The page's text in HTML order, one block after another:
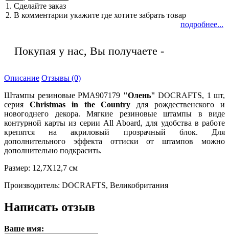
1. Сделайте заказ
2. В комментарии укажите где хотите забрать товар
подробнее...
Покупая у нас, Вы получаете -
Описание Отзывы (0)
Штампы резиновые PMA907179 "Олень" DOCRAFTS, 1 шт,
серия Christmas in the Country для рождественского и
новогоднего декора. Мягкие резиновые штампы в виде
контурной карты из серии All Aboard, для удобства в работе
крепятся на акриловый прозрачный блок. Для
дополнительного эффекта оттиски от штампов можно
дополнительно подкрасить.
Размер: 12,7Х12,7 см
Производитель: DOCRAFTS, Великобритания
Написать отзыв
Ваше имя: